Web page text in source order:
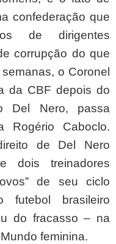
confederação que
de dirigentes
corrupção do que
o Coronel
da CBF depois do
Del Nero, passa
Rogério Caboclo.
de Del Nero
dois treinadores
de seu ciclo
futebol brasileiro
do fracasso – na
feminina.